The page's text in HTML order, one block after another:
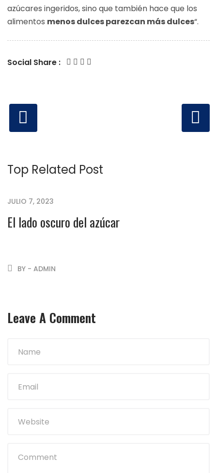
azúcares ingeridos, sino que también hace que los
alimentos menos dulces parezcan más dulces“.
Social Share :
Top Related Post
JULIO 7, 2023
El lado oscuro del azúcar
BY - ADMIN
Leave A Comment